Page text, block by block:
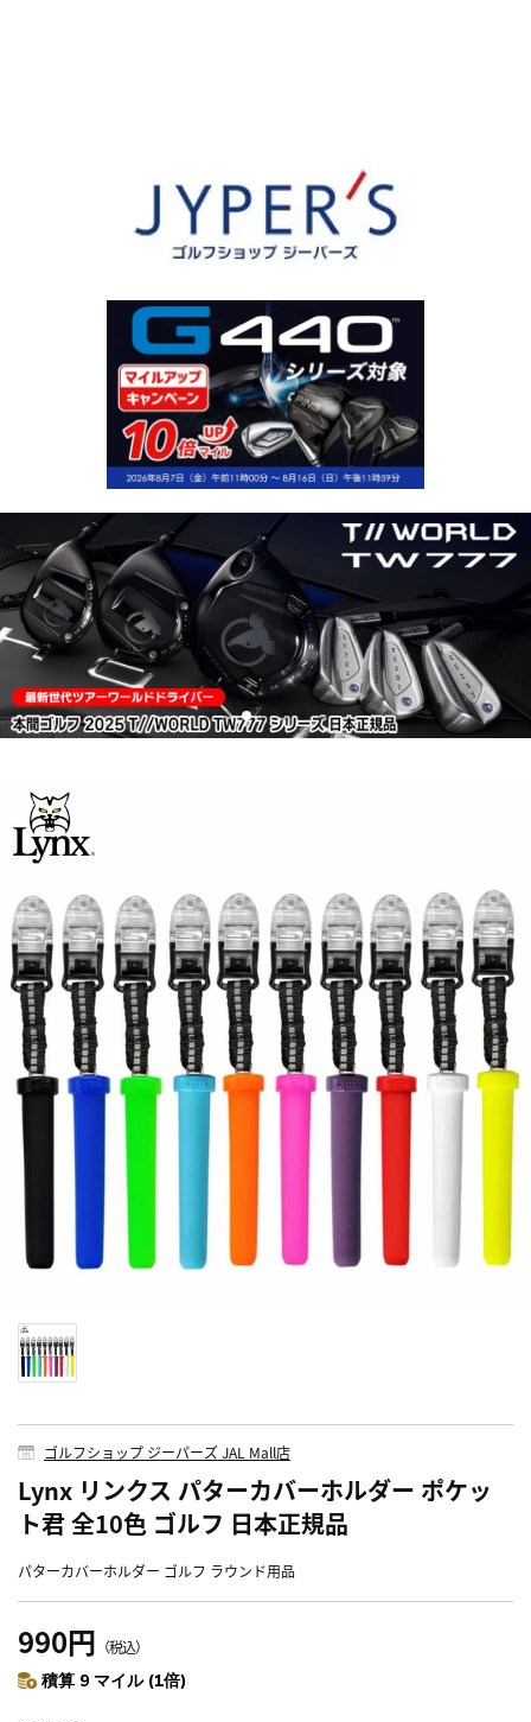
ゴルフショップ ジーパーズ JAL Mall店
Lynx リンクス パターカバーホルダー ポケッ
ト君 全10色 ゴルフ 日本正規品
パターカバーホルダー ゴルフ ラウンド用品
990円 （税込）
積算 9 マイル (1倍)